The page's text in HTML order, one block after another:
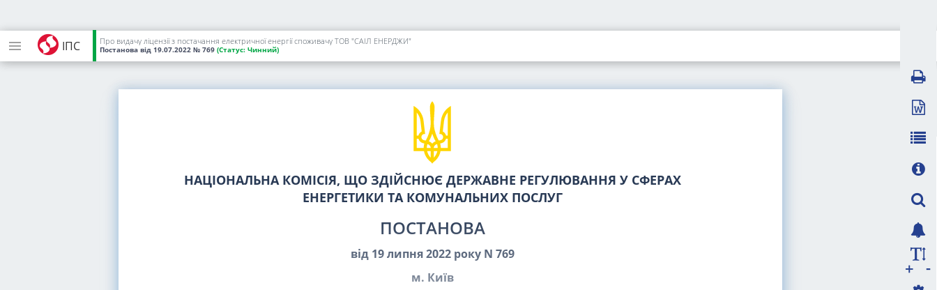
ІПС Про видачу ліцензії з постачання електричної енергії споживачу ТОВ "САІЛ ЕНЕРДЖИ"
Постанова від 19.07.2022 № 769 (Статус: Чинний)
НАЦІОНАЛЬНА КОМІСІЯ, ЩО ЗДІЙСНЮЄ ДЕРЖАВНЕ РЕГУЛЮВАННЯ У СФЕРАХ
ЕНЕРГЕТИКИ ТА КОМУНАЛЬНИХ ПОСЛУГ
ПОСТАНОВА
від 19 липня 2022 року N 769
м. Київ
-
+